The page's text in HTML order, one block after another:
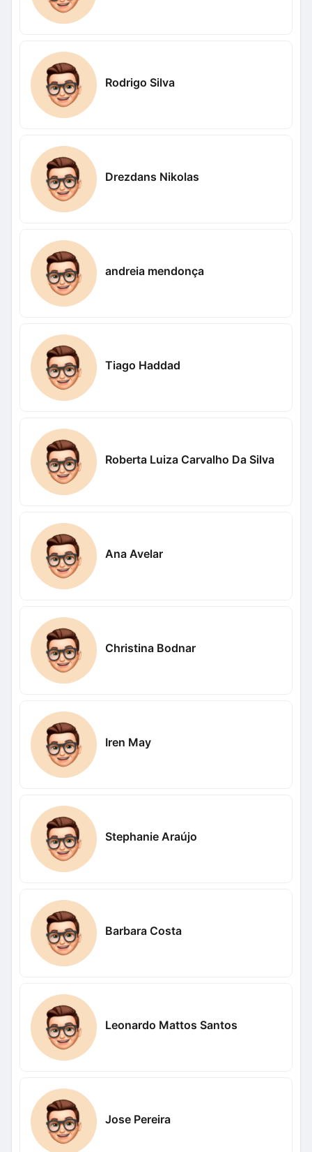
Rodrigo Silva
Drezdans Nikolas
andreia mendonça
Tiago Haddad
Roberta Luiza Carvalho Da Silva
Ana Avelar
Christina Bodnar
Iren May
Stephanie Araújo
Barbara Costa
Leonardo Mattos Santos
Jose Pereira